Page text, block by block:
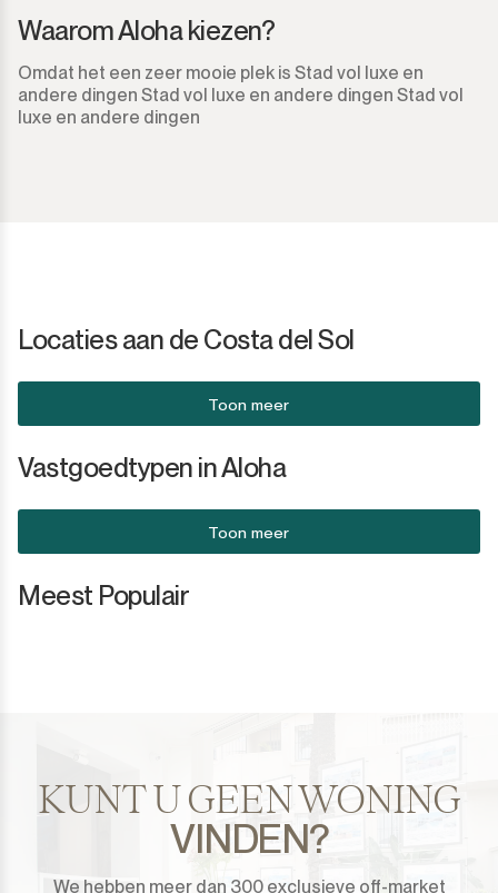
Waarom Aloha kiezen?
Omdat het een zeer mooie plek is Stad vol luxe en
andere dingen Stad vol luxe en andere dingen Stad vol
luxe en andere dingen
Locaties aan de Costa del Sol
Toon meer
Vastgoedtypen in Aloha
Toon meer
Meest Populair
KUNT U GEEN WONING
VINDEN?
We hebben meer dan 300 exclusieve off-market